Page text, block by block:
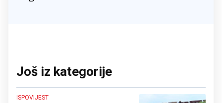
Još iz kategorije
ISPOVIJEST